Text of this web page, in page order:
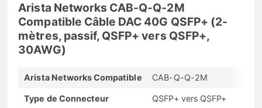
Arista Networks CAB-Q-Q-2M
Compatible Câble DAC 40G QSFP+ (2-
mètres, passif, QSFP+ vers QSFP+,
30AWG)
Arista Networks Compatible CAB-Q-Q-2M
Type de Connecteur QSFP+ vers QSFP+